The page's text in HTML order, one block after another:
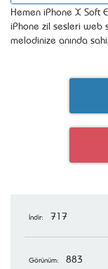
Hemen iPhone X Soft
iPhone zil sesleri web
melodinize anında
İndir: 717
Görünüm: 883